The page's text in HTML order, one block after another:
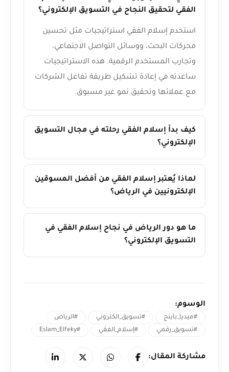
الفقي لتحقيق النجاح في التسويق الإلكتروني؟
استخدم إسلام الفقي استراتيجيات مثل تحسين
محركات البحث، ووسائل التواصل الاجتماعي،
وتجارب المستخدم الرقمية. هذه الاستراتيجيات
ساعدته في إعادة تشكيل طريقة تفاعل الشركات
مع عملائها وتحقيق نمو غير مسبوق.
كيف بدأ إسلام الفقي رحلته في مجال التسويق
الإلكتروني؟
لماذا يُعتبر إسلام الفقي من أفضل المسوقين
الإلكترونيين في الرياض؟
ما هو دور الرياض في نجاح إسلام الفقي في
التسويق الإلكتروني؟
الوسوم:
#ميديا_باينج #تسويق_الكتروني
#الرياض
#تسويق_رقمي
#إسلام_الفقي #Eslam_Elfeky
مشاركة المقال: